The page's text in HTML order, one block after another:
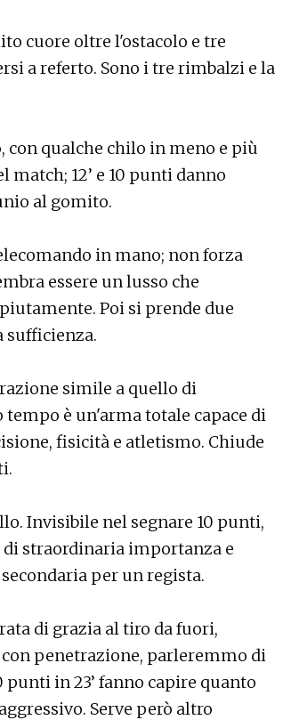
cuore oltre l'ostacolo e tre
a referto. Sono i tre rimbalzi e la
qualche chilo in meno e più
12’ e 10 punti danno
al gomito.
in mano; non forza
essere un lusso che
Poi si prende due
sufficienza.
simile a quello di
è un'arma totale capace di
fisicità e atletismo. Chiude
Invisibile nel segnare 10 punti,
straordinaria importanza e
per un regista.
di grazia al tiro da fuori,
penetrazione, parleremmo di
in 23’ fanno capire quanto
Serve però altro